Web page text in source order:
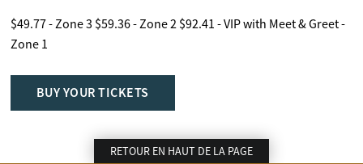
$49.77 - Zone 3 $59.36 - Zone 2 $92.41 - VIP with Meet & Greet -
Zone 1
BUY YOUR TICKETS
RETOUR EN HAUT DE LA PAGE